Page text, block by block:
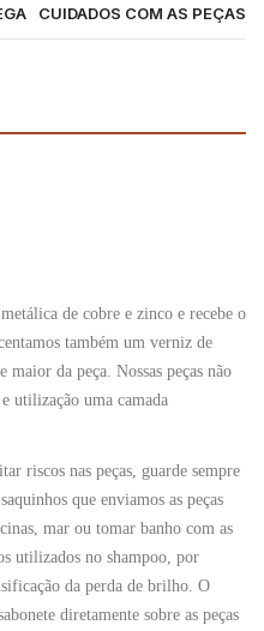
CUIDADOS COM AS PEÇAS
de cobre e zinco e recebe o
também um verniz de
da peça. Nossas peças não
utilização uma camada
riscos nas peças, guarde sempre
que enviamos as peças
mar ou tomar banho com as
utilizados no shampoo, por
da perda de brilho. O
diretamente sobre as peças